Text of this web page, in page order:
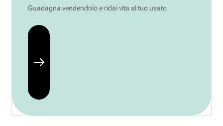
Guadagna vendendolo e ridai vita al tuo usato